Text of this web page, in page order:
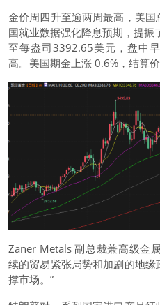
金价周四升至逾两周最高，美
国就业数据强化降息预期，提振
至每盎司3392.65美元，盘中
高。美国期金上涨 0.6%，结算
Zaner Metals 副总裁兼高级金
续的贸易紧张局势和加剧的地
撑市场。”